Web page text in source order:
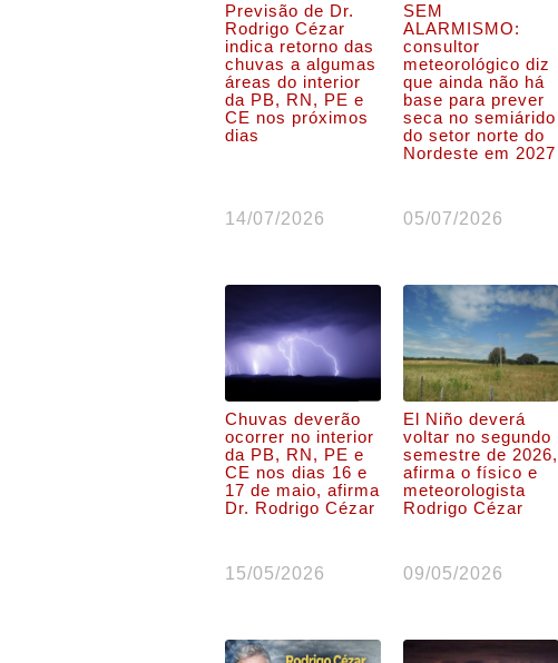
Previsão de Dr.
Rodrigo Cézar
indica retorno das
chuvas a algumas
áreas do interior
da PB, RN, PE e
CE nos próximos
dias
14/07/2026
SEM
ALARMISMO:
consultor
meteorológico diz
que ainda não há
base para prever
seca no semiárido
do setor norte do
Nordeste em 2027
05/07/2026
Chuvas deverão
ocorrer no interior
da PB, RN, PE e
CE nos dias 16 e
17 de maio, afirma
Dr. Rodrigo Cézar
15/05/2026
El Niño deverá
voltar no segundo
semestre de 2026,
afirma o físico e
meteorologista
Rodrigo Cézar
09/05/2026